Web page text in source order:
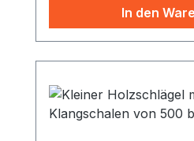
In den